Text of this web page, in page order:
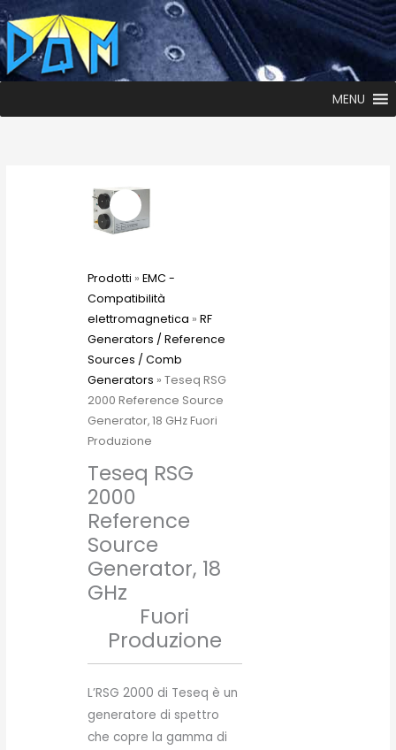
MENU
Prodotti » EMC -
Compatibilità
elettromagnetica » RF
Generators / Reference
Sources / Comb
Generators » Teseq RSG
2000 Reference Source
Generator, 18 GHz Fuori
Produzione
Teseq RSG
2000
Reference
Source
Generator, 18
GHz
Fuori
Produzione
L’RSG 2000 di Teseq è un
generatore di spettro
che copre la gamma di